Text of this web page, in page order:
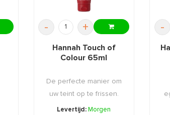
- +
Hannah Touch of
Colour 65ml
De perfecte manier om
uw teint op te frissen.
Levertijd: Morgen
-